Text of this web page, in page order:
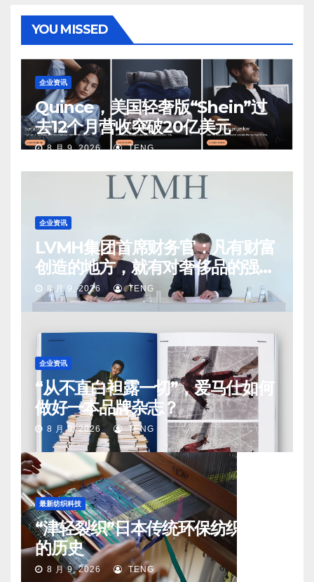
YOU MISSED
企业资讯
Quince，美国轻奢版“Shein”过
去12个月营收突破20亿美元
8 月 9, 2026 TENG
企业资讯
LVMH集团首席财务官：凡有财富
创造的地方，就有对奢侈品的强烈
需求
8 月 9, 2026 TENG
企业资讯
“从不直白袒露一切”，爱马仕如何
做好一本品牌杂志？
8 月 9, 2026 TENG
最新纺织科技
“津轻裂织”日本传统环保纺织工艺
的历史
8 月 9, 2026 TENG